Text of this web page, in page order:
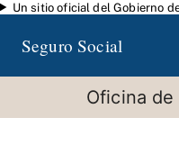
Saltar al contenido
Un sitio oficial del Gobierno
Seguro Social
Oficina de